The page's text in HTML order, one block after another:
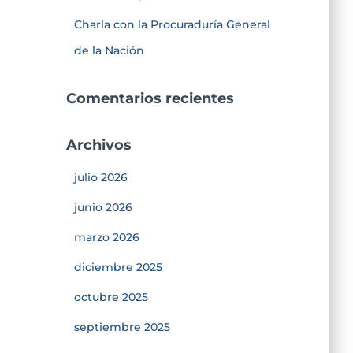
Charla con la Procuraduría General
de la Nación
Comentarios recientes
Archivos
julio 2026
junio 2026
marzo 2026
diciembre 2025
octubre 2025
septiembre 2025